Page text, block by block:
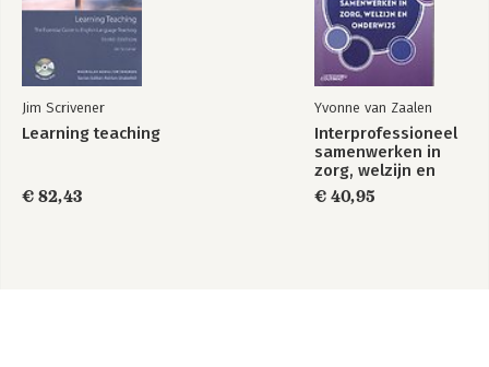
Jim Scrivener
Learning teaching
€ 82,43
Yvonne van Zaalen
Interprofessioneel
samenwerken in
zorg, welzijn en
onderwijs
€ 40,95